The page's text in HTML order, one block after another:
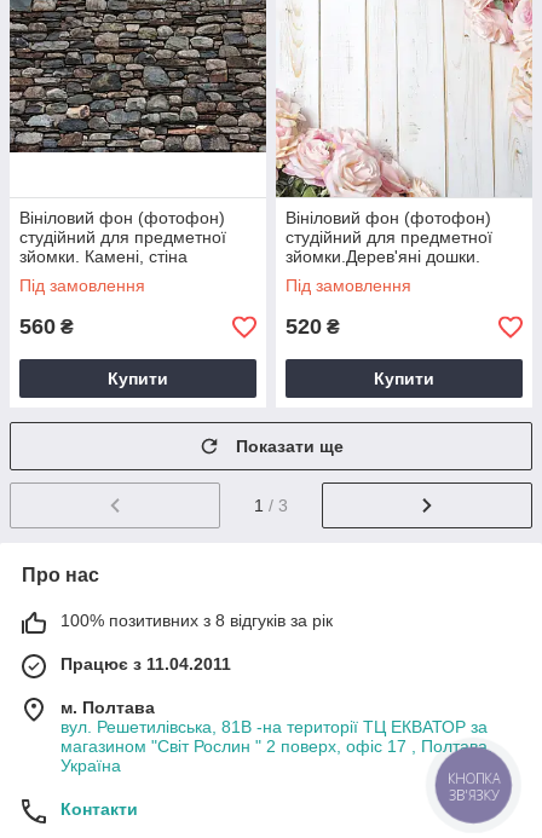
Вініловий фон (фотофон)
студійний для предметної
зйомки. Камені, стіна
Під замовлення
560 ₴
Купити
Вініловий фон (фотофон)
студійний для предметної
зйомки.Дерев'яні дошки.
Білий
Під замовлення
520 ₴
Купити
Показати ще
1 / 3
Про нас
100% позитивних з 8 відгуків за рік
Працює з 11.04.2011
м. Полтава
вул. Решетилівська, 81В -на території ТЦ ЕКВАТОР за
магазином "Світ Рослин " 2 поверх, офіс 17 , Полтава,
Україна
Контакти
КНОПКА
ЗВ'ЯЗКУ